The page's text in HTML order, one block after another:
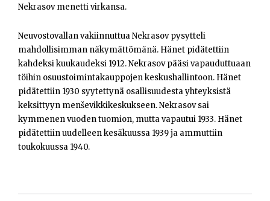
Nekrasov menetti virkansa.
Neuvostovallan vakiinnuttua Nekrasov pysytteli
mahdollisimman näkymättömänä. Hänet pidätettiin
kahdeksi kuukaudeksi 1912. Nekrasov pääsi vapauduttuaan
töihin osuustoimintakauppojen keskushallintoon. Hänet
pidätettiin 1930 syytettynä osallisuudesta yhteyksistä
keksittyyn menševikkikeskukseen. Nekrasov sai
kymmenen vuoden tuomion, mutta vapautui 1933. Hänet
pidätettiin uudelleen kesäkuussa 1939 ja ammuttiin
toukokuussa 1940.